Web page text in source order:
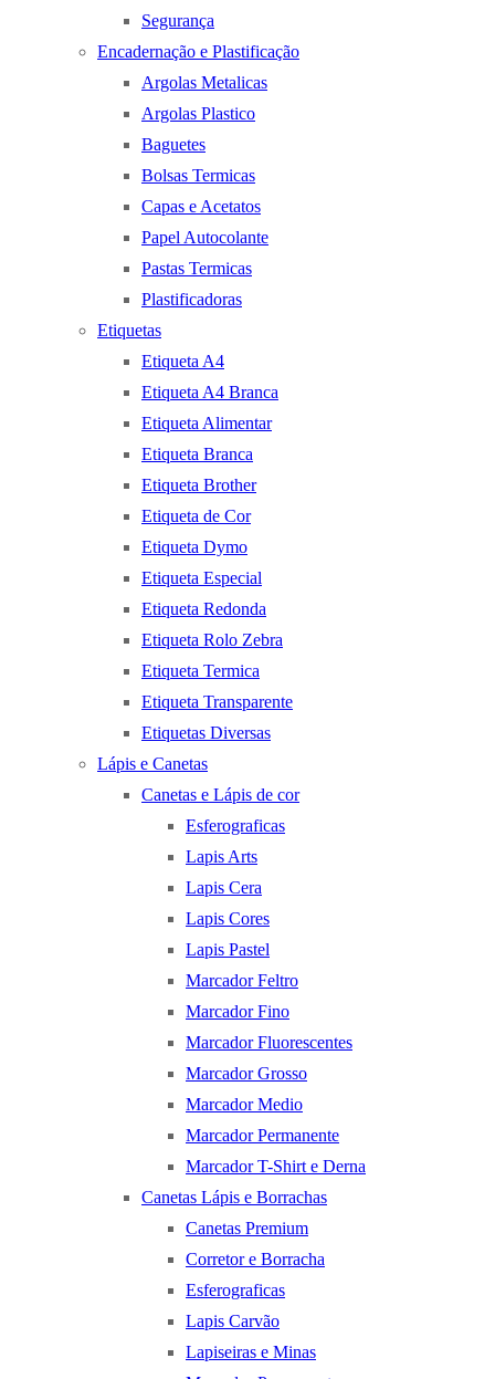
Segurança
Encadernação e Plastificação
Argolas Metalicas
Argolas Plastico
Baguetes
Bolsas Termicas
Capas e Acetatos
Papel Autocolante
Pastas Termicas
Plastificadoras
Etiquetas
Etiqueta A4
Etiqueta A4 Branca
Etiqueta Alimentar
Etiqueta Branca
Etiqueta Brother
Etiqueta de Cor
Etiqueta Dymo
Etiqueta Especial
Etiqueta Redonda
Etiqueta Rolo Zebra
Etiqueta Termica
Etiqueta Transparente
Etiquetas Diversas
Lápis e Canetas
Canetas e Lápis de cor
Esferograficas
Lapis Arts
Lapis Cera
Lapis Cores
Lapis Pastel
Marcador Feltro
Marcador Fino
Marcador Fluorescentes
Marcador Grosso
Marcador Medio
Marcador Permanente
Marcador T-Shirt e Derna
Canetas Lápis e Borrachas
Canetas Premium
Corretor e Borracha
Esferograficas
Lapis Carvão
Lapiseiras e Minas